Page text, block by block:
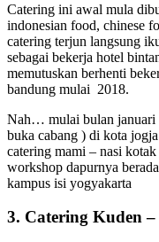
Catering ini awal mula
indonesian food, chinese
catering terjun langsung
sebagai bekerja hotel
memutuskan berhenti
bandung mulai 2018.
Nah… mulai bulan januari
buka cabang ) di kota
catering mami – nasi
workshop dapurnya
kampus isi yogyakarta
3. Catering Kuden